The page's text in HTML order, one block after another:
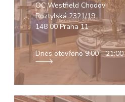
OC Westfield Chodov
Roztylská 2321/19
148 00 Praha 11
Dnes otevřeno9:00 - 21:00